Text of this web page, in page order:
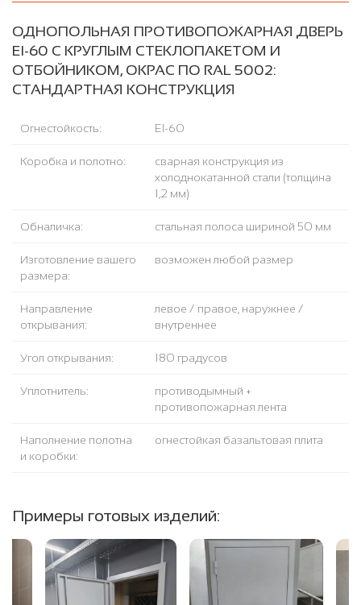
ОДНОПОЛЬНАЯ ПРОТИВОПОЖАРНАЯ ДВЕРЬ
EI-60 С КРУГЛЫМ СТЕКЛОПАКЕТОМ И
ОТБОЙНИКОМ, ОКРАС ПО RAL 5002:
СТАНДАРТНАЯ КОНСТРУКЦИЯ
Огнестойкость: EI-60
Коробка и полотно:
сварная конструкция из
холоднокатанной стали (толщина
1,2 мм)
Обналичка: стальная полоса шириной 50 мм
Изготовление вашего
размера:
возможен любой размер
Направление
открывания:
левое / правое, наружнее /
внутреннее
Угол открывания: 180 градусов
Уплотнитель:
противодымный +
противопожарная лента
Наполнение полотна
и коробки:
огнестойкая базальтовая плита
Примеры готовых изделий: